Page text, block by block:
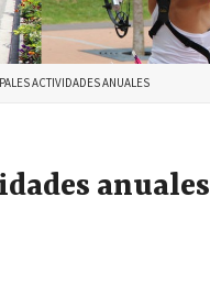
ACTIVIDADES ANUALES
anuales